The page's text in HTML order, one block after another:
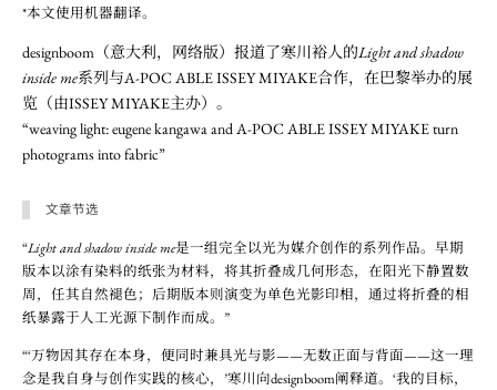
*本文使用机器翻译。
designboom（意大利，网络版）报道了寒川裕人的Light and shadow
inside me系列与A-POC ABLE ISSEY MIYAKE合作，在巴黎举办的展
览（由ISSEY MIYAKE主办）。
“weaving light: eugene kangawa and A-POC ABLE ISSEY MIYAKE turn
photograms into fabric”
文章节选
“Light and shadow inside me是一组完全以光为媒介创作的系列作品。早期
版本以涂有染料的纸张为材料，将其折叠成几何形态，在阳光下静置数
周，任其自然褪色；后期版本则演变为单色光影印相，通过将折叠的相
纸暴露于人工光源下制作而成。”
“‘万物因其存在本身，便同时兼具光与影——无数正面与背面——这一理
念是我自身与创作实践的核心，’寒川向designboom阐释道。‘我的目标，